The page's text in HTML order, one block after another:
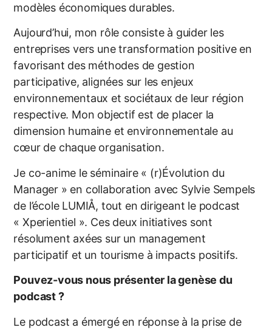
modèles économiques durables.
Aujourd’hui, mon rôle consiste à guider les
entreprises vers une transformation positive en
favorisant des méthodes de gestion
participative, alignées sur les enjeux
environnementaux et sociétaux de leur région
respective. Mon objectif est de placer la
dimension humaine et environnementale au
cœur de chaque organisation.
Je co-anime le séminaire « (r)Évolution du
Manager » en collaboration avec Sylvie Sempels
de l’école LUMIÅ, tout en dirigeant le podcast
« Xperientiel ». Ces deux initiatives sont
résolument axées sur un management
participatif et un tourisme à impacts positifs.
Pouvez-vous nous présenter la genèse du
podcast ?
Le podcast a émergé en réponse à la prise de